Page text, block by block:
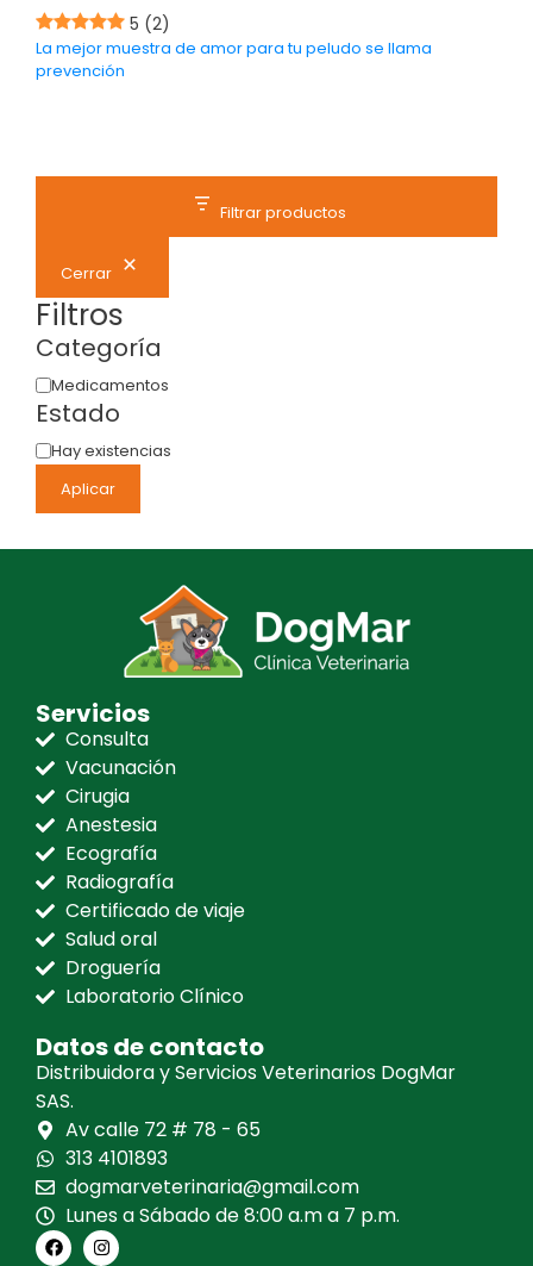
5 (2)
La mejor muestra de amor para tu peludo se llama
prevención
Filtrar productos
Cerrar
Filtros
Categoría
Medicamentos
Estado
Hay existencias
Aplicar
Servicios
Consulta
Vacunación
Cirugia
Anestesia
Ecografía
Radiografía
Certificado de viaje
Salud oral
Droguería
Laboratorio Clínico
Datos de contacto
Distribuidora y Servicios Veterinarios DogMar
SAS.
Av calle 72 # 78 - 65
313 4101893
dogmarveterinaria@gmail.com
Lunes a Sábado de 8:00 a.m a 7 p.m.